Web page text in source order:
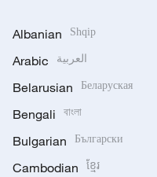
Albanian Shqip
Arabic العربية
Belarusian Беларуская
Bengali বাংলা
Bulgarian Български
Cambodian ខ្មែរ